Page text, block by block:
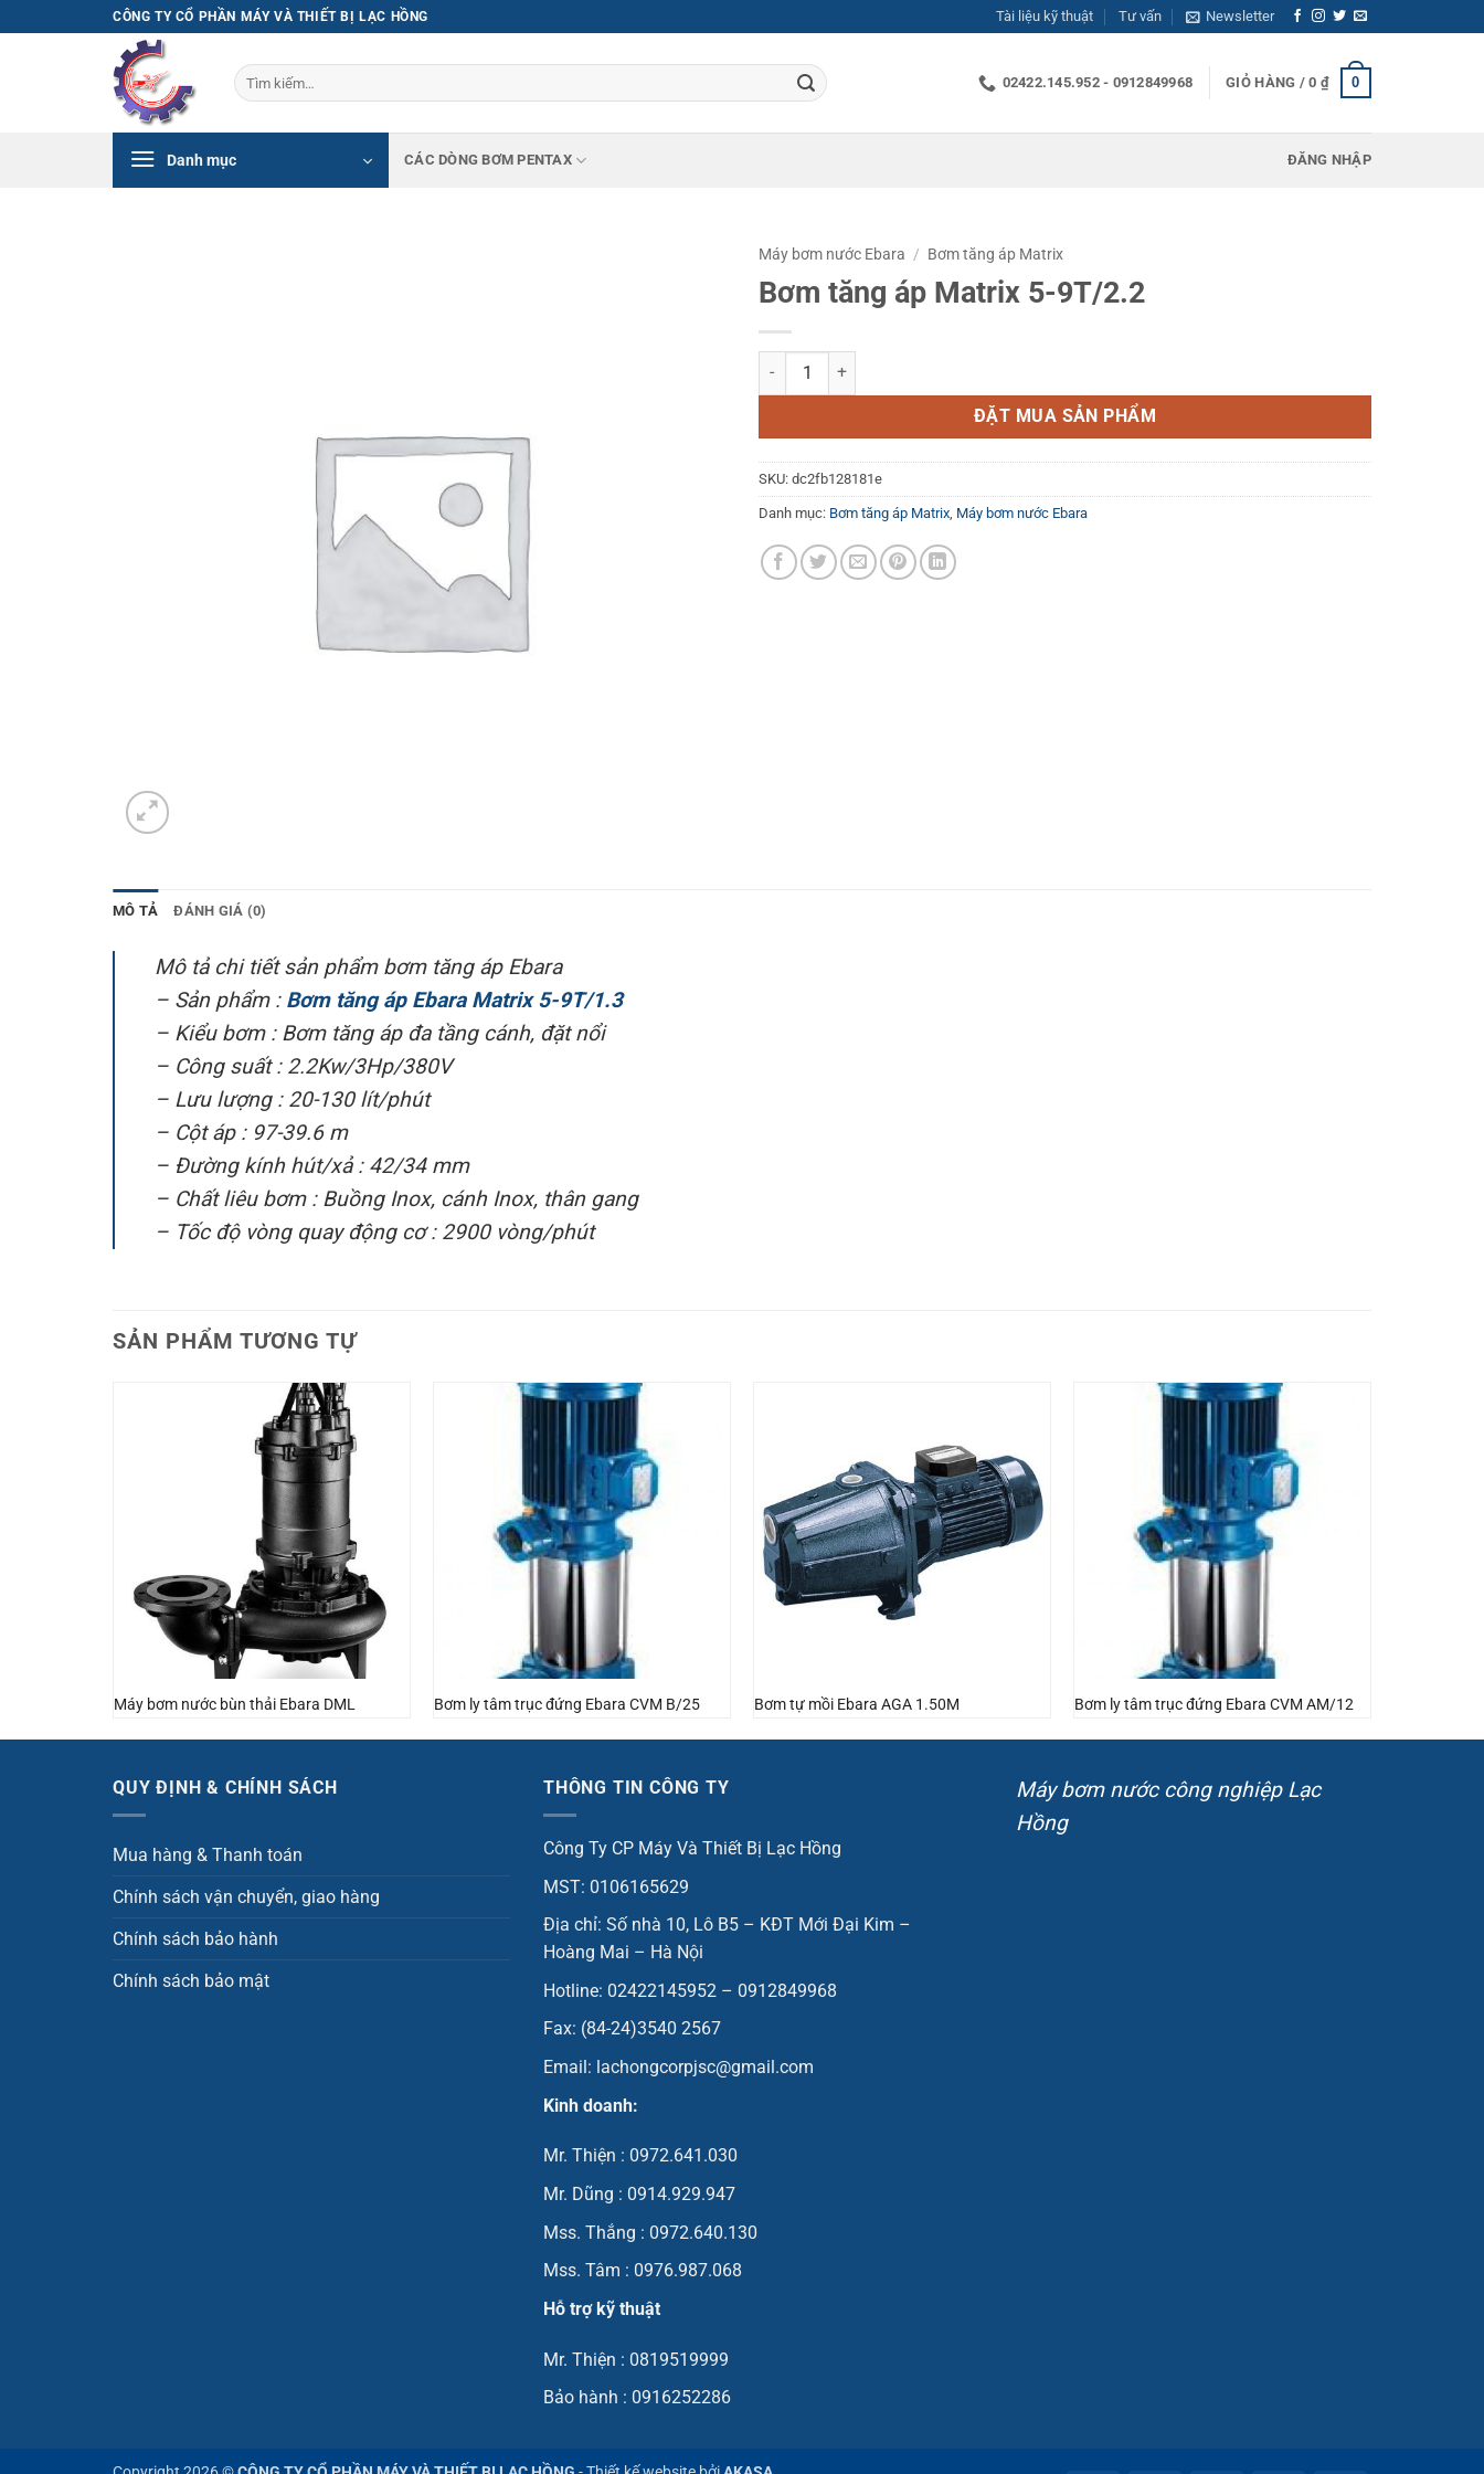
qua
CÔNG TY CỔ PHẦN MÁY VÀ THIẾT BỊ LẠC HỒNG Tài liệu kỹ thuật Tư vấn Newsletter
Tìm
kiếm:
02422.145.952 - 0912849968 GIỎ HÀNG /0 ₫ 0
Danh mục CÁC DÒNG BƠM PENTAX ĐĂNG NHẬP
Máy bơm nước Ebara / Bơm tăng áp Matrix
Bơm tăng áp Matrix 5-9T/2.2
Bơm tăng áp Matrix 5-9T/2.2 số lượng
ĐẶT MUA SẢN PHẨM
SKU: dc2fb128181e
Danh mục: Bơm tăng áp Matrix Máy bơm nước Ebara
MÔ TẢ ĐÁNH GIÁ (0)
Mô tả chi tiết sản phẩm bơm tăng áp Ebara
– Sản phẩm : Bơm tăng áp Ebara Matrix 5-9T/1.3
– Kiểu bơm : Bơm tăng áp đa tầng cánh, đặt nổi
– Công suất : 2.2Kw/3Hp/380V
– Lưu lượng : 20-130 lít/phút
– Cột áp : 97-39.6 m
– Đường kính hút/xả : 42/34 mm
– Chất liêu bơm : Buồng Inox, cánh Inox, thân gang
– Tốc độ vòng quay động cơ : 2900 vòng/phút
SẢN PHẨM TƯƠNG TỰ
Máy bơm nước bùn thải Ebara DML Bơm ly tâm trục đứng Ebara CVM B/25 Bơm tự mồi Ebara AGA 1.50M Bơm ly tâm trục đứng Ebara CVM AM/12
QUY ĐỊNH & CHÍNH SÁCH
Mua hàng & Thanh toán
Chính sách vận chuyển, giao hàng
Chính sách bảo hành
Chính sách bảo mật
THÔNG TIN CÔNG TY
Công Ty CP Máy Và Thiết Bị Lạc Hồng
MST: 0106165629
Địa chỉ: Số nhà 10, Lô B5 – KĐT Mới Đại Kim –
Hoàng Mai – Hà Nội
Hotline: 02422145952 – 0912849968
Fax: (84-24)3540 2567
Email: lachongcorpjsc@gmail.com
Kinh doanh:
Mr. Thiện : 0972.641.030
Mr. Dũng : 0914.929.947
Mss. Thắng : 0972.640.130
Mss. Tâm : 0976.987.068
Hỗ trợ kỹ thuật
Mr. Thiện : 0819519999
Bảo hành : 0916252286
Máy bơm nước công nghiệp Lạc
Hồng